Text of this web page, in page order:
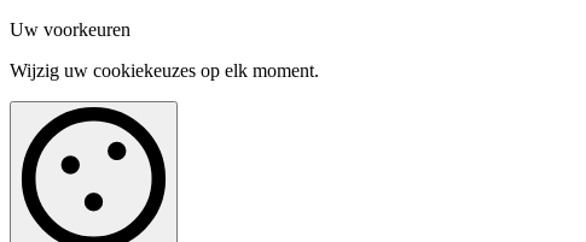
Uw voorkeuren
Wijzig uw cookiekeuzes op elk moment.